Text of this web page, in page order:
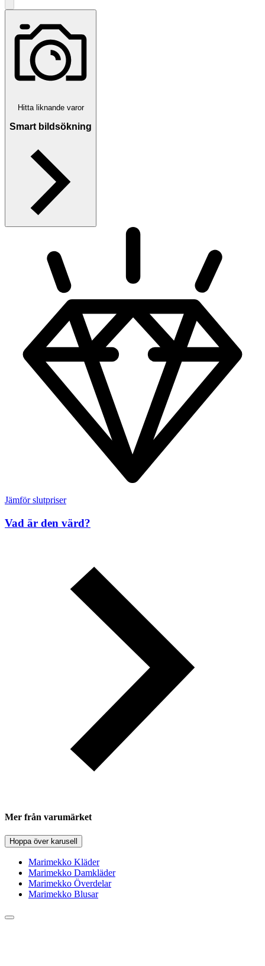
Hitta liknande varor
Smart bildsökning
Jämför slutpriser
Vad är den värd?
Mer från varumärket
Hoppa över karusell
Marimekko Kläder
Marimekko Damkläder
Marimekko Överdelar
Marimekko Blusar